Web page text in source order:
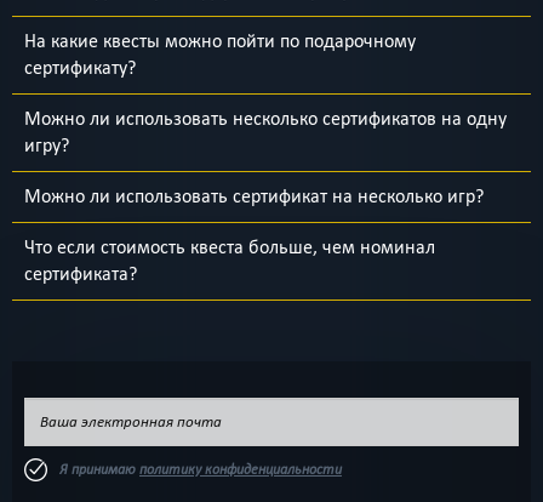
На какие квесты можно пойти по подарочному
сертификату?
Можно ли использовать несколько сертификатов на одну
игру?
Можно ли использовать сертификат на несколько игр?
Что если стоимость квеста больше, чем номинал
сертификата?
Я принимаю политику конфиденциальности